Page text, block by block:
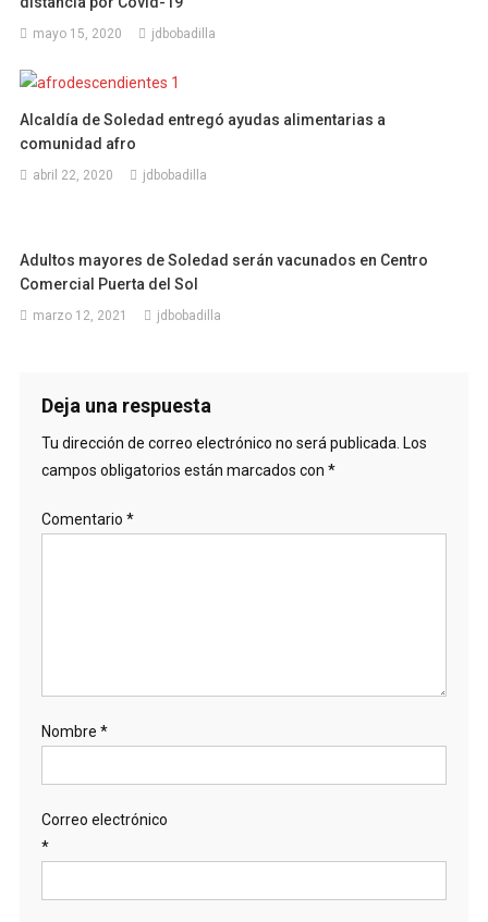
mayo 15, 2020 jdbobadilla
Alcaldía de Soledad entregó ayudas alimentarias a
comunidad afro
abril 22, 2020 jdbobadilla
Adultos mayores de Soledad serán vacunados en Centro
Comercial Puerta del Sol
marzo 12, 2021 jdbobadilla
Deja una respuesta
Tu dirección de correo electrónico no será publicada. Los
campos obligatorios están marcados con *
Comentario *
Nombre *
Correo electrónico
*